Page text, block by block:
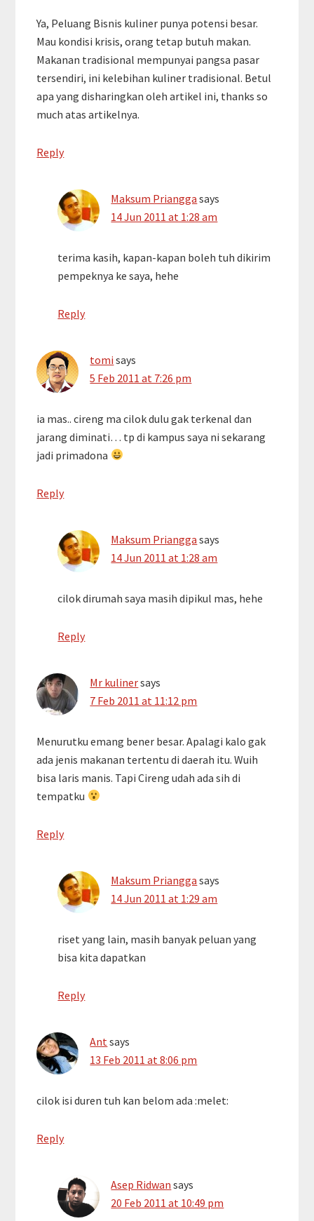
Ya, Peluang Bisnis kuliner punya potensi besar.
Mau kondisi krisis, orang tetap butuh makan.
Makanan tradisional mempunyai pangsa pasar
tersendiri, ini kelebihan kuliner tradisional. Betul
apa yang disharingkan oleh artikel ini, thanks so
much atas artikelnya.
Reply
Maksum Priangga says
14 Jun 2011 at 1:28 am
terima kasih, kapan-kapan boleh tuh dikirim
pempeknya ke saya, hehe
Reply
tomi says
5 Feb 2011 at 7:26 pm
ia mas.. cireng ma cilok dulu gak terkenal dan
jarang diminati… tp di kampus saya ni sekarang
jadi primadona
Reply
Maksum Priangga says
14 Jun 2011 at 1:28 am
cilok dirumah saya masih dipikul mas, hehe
Reply
Mr kulinersays
7 Feb 2011 at 11:12 pm
Menurutku emang bener besar. Apalagi kalo gak
ada jenis makanan tertentu di daerah itu. Wuih
bisa laris manis. Tapi Cireng udah ada sih di
tempatku
Reply
Maksum Priangga says
14 Jun 2011 at 1:29 am
riset yang lain, masih banyak peluan yang
bisa kita dapatkan
Reply
Ant says
13 Feb 2011 at 8:06 pm
cilok isi duren tuh kan belom ada :melet:
Reply
Asep Ridwan says
20 Feb 2011 at 10:49 pm